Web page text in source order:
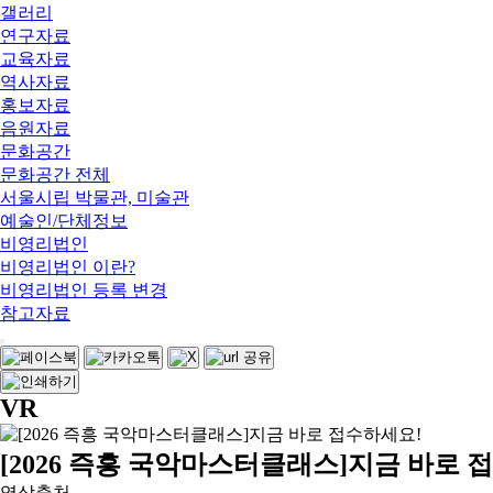
갤러리
연구자료
교육자료
역사자료
홍보자료
음원자료
문화공간
문화공간 전체
서울시립 박물관, 미술관
예술인/단체정보
비영리법인
비영리법인 이란?
비영리법인 등록 변경
참고자료
VR
[2026 즉흥 국악마스터클래스]지금 바로